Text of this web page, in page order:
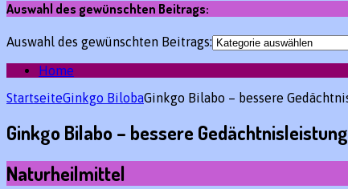
Auswahl des gewünschten Beitrags:
Auswahl des gewünschten Beitrags:
Home
StartseiteGinkgo BilobaGinkgo Bilabo – bessere
Ginkgo Bilabo – bessere
Naturheilmittel